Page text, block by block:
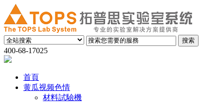
400-68-17025
首頁
黄瓜视频色情
材料試驗機